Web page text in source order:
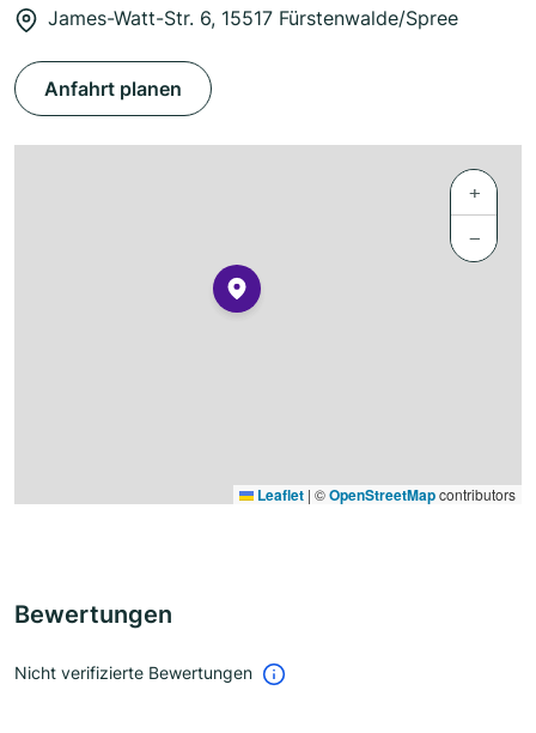
James-Watt-Str. 6, 15517 Fürstenwalde/Spree
Anfahrt planen
+
−
Leaflet | ©OpenStreetMapcontributors
Bewertungen
Nicht verifizierte Bewertungen